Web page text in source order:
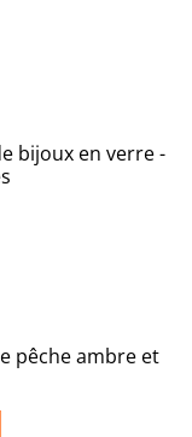
bijoux en verre -
pêche ambre et